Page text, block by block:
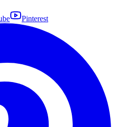
Pinterest